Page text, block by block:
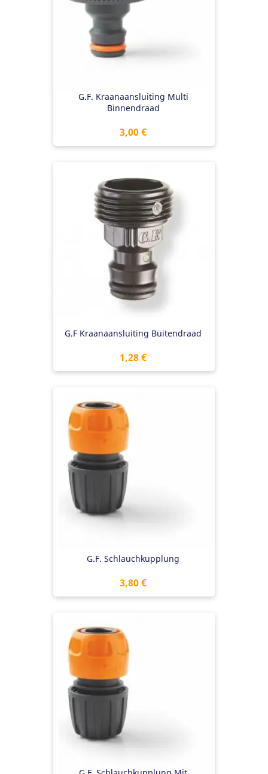
G.F. Kraanaansluiting Multi
Binnendraad
Preis
3,00 €
G.F Kraanaansluiting Buitendraad
Preis
1,28 €
G.F. Schlauchkupplung
Preis
3,80 €